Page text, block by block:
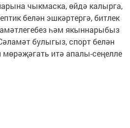
чыкмаска, өйдә калырга,
белән эшкәртергә, битлек
һәм якыннарыбыз
булыгыз, спорт белән
итә апалы-сеңелле